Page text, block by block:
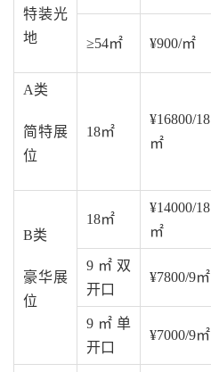
特装光
地
≥54㎡
¥900/㎡
A类
简特展
位
18㎡
¥16800/18
㎡
B类
豪华展
位
18㎡
¥14000/18
㎡
9㎡双
开口
¥7800/9㎡
9㎡单
开口
¥7000/9㎡